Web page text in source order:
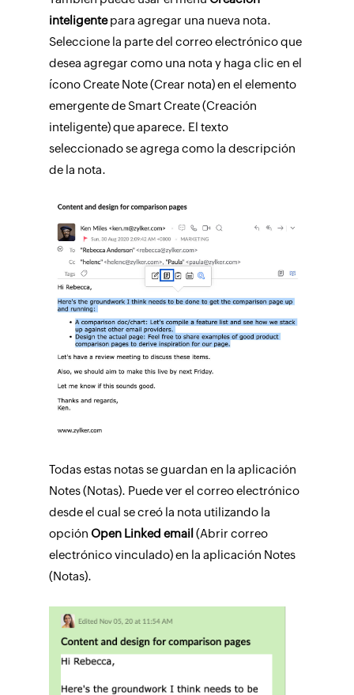
inteligentepara agregar una nueva nota.
Seleccione la parte del correo electrónico que
desea agregar como una nota y haga clic en el
ícono Create Note (Crear nota) en el elemento
emergente de Smart Create (Creación
inteligente) que aparece. El texto
seleccionado se agrega como la descripción
de la nota.
Todas estas notas se guardan en la aplicación
Notes (Notas). Puede ver el correo electrónico
desde el cual se creó la nota utilizando la
opciónOpen Linked email (Abrir correo
electrónico vinculado) en la aplicación Notes
(Notas).